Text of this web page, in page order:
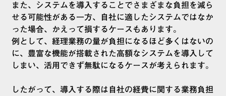
また、システムを導入することでさまざまな負担を減ら
せる可能性がある一方、自社に適したシステムではなか
った場合、かえって損するケースもあります。
例として、経理業務の量が負担になるほど多くはないの
に、豊富な機能が搭載された高額なシステムを導入して
しまい、活用できず無駄になるケースが考えられます。
したがって、導入する際は自社の経費に関する業務負担